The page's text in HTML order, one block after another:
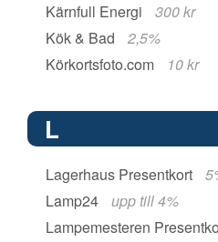
Kärnfull Energi
300 kr
Kök & Bad
2,5%
Körkortsfoto.com
10 kr
L
Lagerhaus Presentkort
Lamp24
upp till 4%
Lampemesteren